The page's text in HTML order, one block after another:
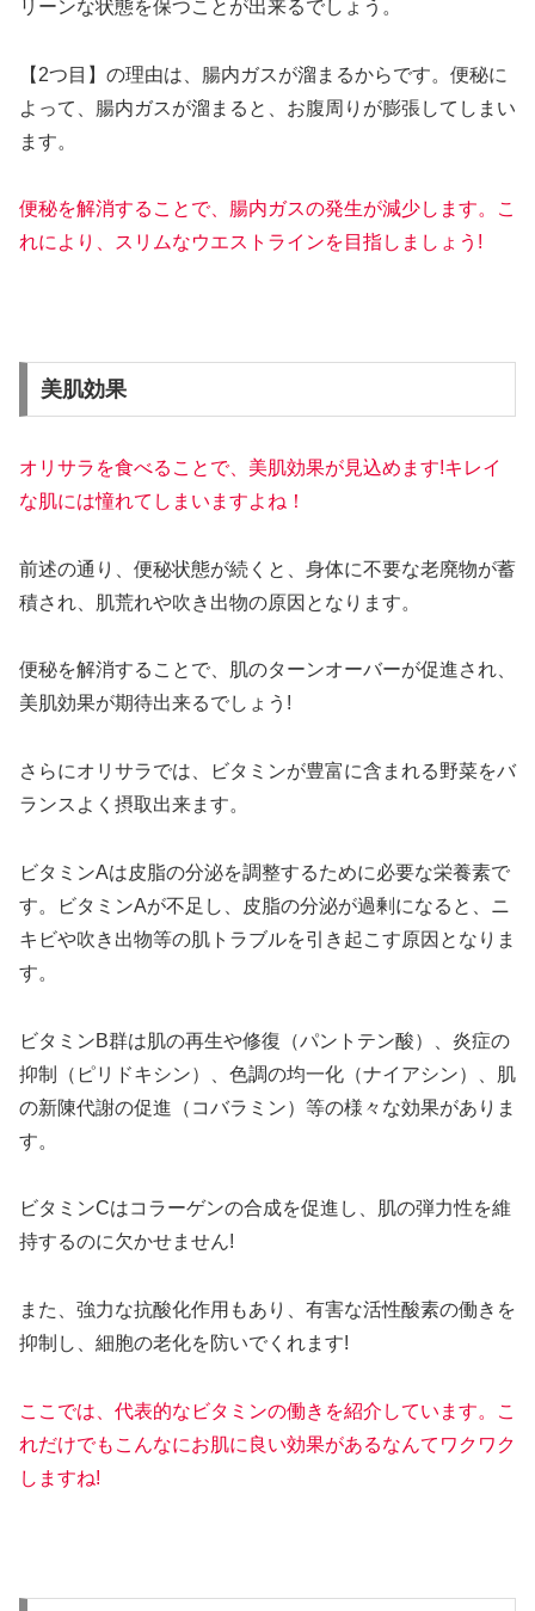
リーンな状態を保つことが出来るでしょう。
【2つ目】の理由は、腸内ガスが溜まるからです。便秘に
よって、腸内ガスが溜まると、お腹周りが膨張してしまい
ます。
便秘を解消することで、腸内ガスの発生が減少します。こ
れにより、スリムなウエストラインを目指しましょう!
美肌効果
オリサラを食べることで、美肌効果が見込めます!キレイ
な肌には憧れてしまいますよね！
前述の通り、便秘状態が続くと、身体に不要な老廃物が蓄
積され、肌荒れや吹き出物の原因となります。
便秘を解消することで、肌のターンオーバーが促進され、
美肌効果が期待出来るでしょう!
さらにオリサラでは、ビタミンが豊富に含まれる野菜をバ
ランスよく摂取出来ます。
ビタミンAは皮脂の分泌を調整するために必要な栄養素で
す。ビタミンAが不足し、皮脂の分泌が過剰になると、ニ
キビや吹き出物等の肌トラブルを引き起こす原因となりま
す。
ビタミンB群は肌の再生や修復（パントテン酸）、炎症の
抑制（ピリドキシン）、色調の均一化（ナイアシン）、肌
の新陳代謝の促進（コバラミン）等の様々な効果がありま
す。
ビタミンCはコラーゲンの合成を促進し、肌の弾力性を維
持するのに欠かせません!
また、強力な抗酸化作用もあり、有害な活性酸素の働きを
抑制し、細胞の老化を防いでくれます!
ここでは、代表的なビタミンの働きを紹介しています。こ
れだけでもこんなにお肌に良い効果があるなんてワクワク
しますね!